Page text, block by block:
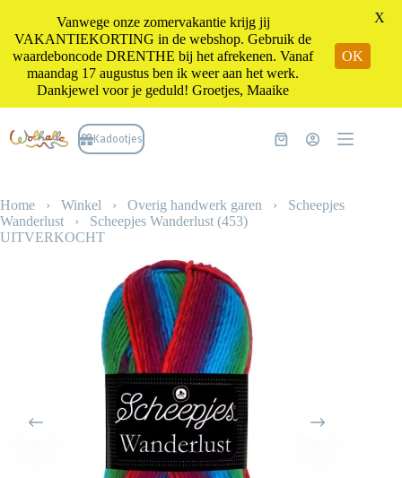
naar
de
Kadootjes Winkelwagen
Home › Winkel › Overig handwerk garen › Scheepjes
Wanderlust › Scheepjes Wanderlust (453)
UITVERKOCHT
Vanwege onze zomervakantie krijg jij
VAKANTIEKORTING in de webshop. Gebruik de
waardeboncode DRENTHE bij het afrekenen. Vanaf
maandag 17 augustus ben ik weer aan het werk.
Dankjewel voor je geduld! Groetjes, Maaike
OK
X